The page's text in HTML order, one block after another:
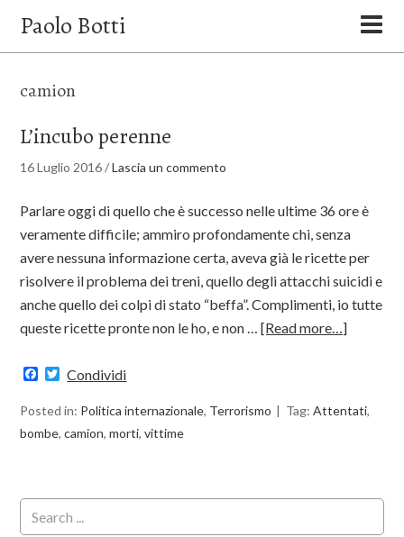
Paolo Botti
camion
L’incubo perenne
16 Luglio 2016/Lascia un commento
Parlare oggi di quello che è successo nelle ultime 36 ore è
veramente difficile; ammiro profondamente chi, senza
avere nessuna informazione certa, aveva già le ricette per
risolvere il problema dei treni, quello degli attacchi suicidi e
anche quello dei colpi di stato “beffa”. Complimenti, io tutte
queste ricette pronte non le ho, e non …[Read more…]
Facebook
Twitter
Condividi
Posted in: Politica internazionale, Terrorismo Tag:Attentati,
bombe,camion,morti,vittime